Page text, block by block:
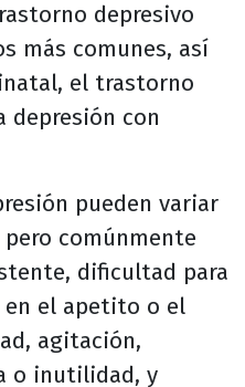
depresivo
más comunes, así
el trastorno
depresión con
pueden variar
comúnmente
dificultad para
en el apetito o el
agitación,
o inutilidad, y